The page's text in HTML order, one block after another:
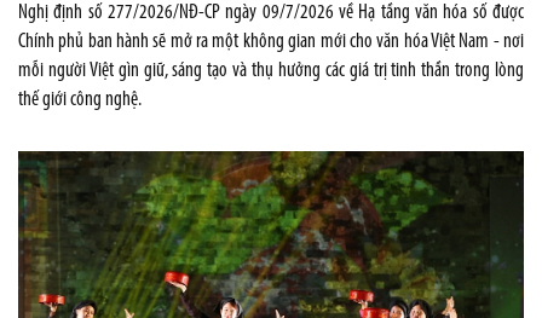
Nghị định số 277/2026/NĐ-CP ngày 09/7/2026 về Hạ tầng văn hóa số được
Chính phủ ban hành sẽ mở ra một không gian mới cho văn hóa Việt Nam - nơi
mỗi người Việt gìn giữ, sáng tạo và thụ hưởng các giá trị tinh thần trong lòng
thế giới công nghệ.